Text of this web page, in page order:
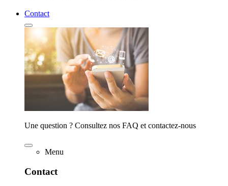
Contact
Une question ? Consultez nos FAQ et contactez-nous
Menu
Contact